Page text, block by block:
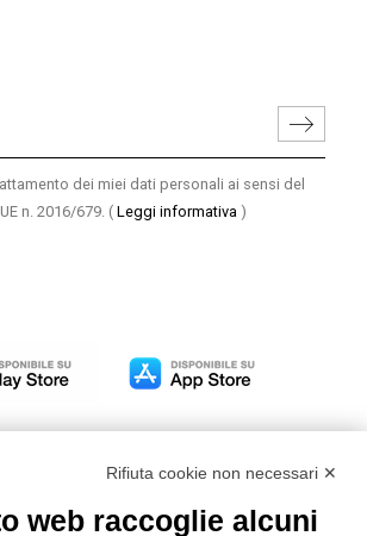
dei miei dati personali ai sensi del
n. 2016/679. ( Leggi informativa )
gestione e controllo – D. lgs.
Rifiuta cookie non necessari ✕
web raccoglie alcuni